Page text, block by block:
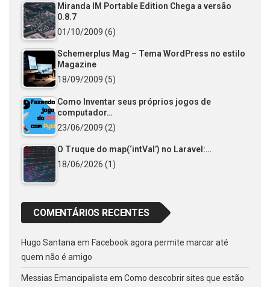
Miranda IM Portable Edition Chega a versão
0.8.7
01/10/2009 (6)
Schemerplus Mag – Tema WordPress no estilo
Magazine
18/09/2009 (5)
Como Inventar seus próprios jogos de
computador…
23/06/2009 (2)
O Truque do map(‘intVal’) no Laravel:…
18/06/2026 (1)
COMENTÁRIOS RECENTES
Hugo Santanaem Facebook agora permite marcar até
quem não é amigo
Messias Emancipalistaem Como descobrir sites que estão